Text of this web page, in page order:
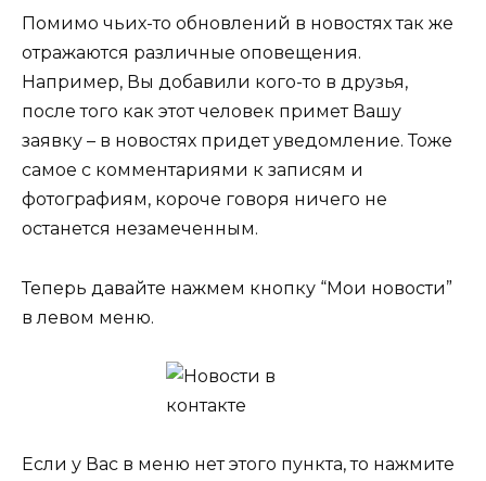
Помимо чьих-то обновлений в новостях так же
отражаются различные оповещения.
Например, Вы добавили кого-то в друзья,
после того как этот человек примет Вашу
заявку – в новостях придет уведомление. Тоже
самое с комментариями к записям и
фотографиям, короче говоря ничего не
останется незамеченным.
Теперь давайте нажмем кнопку “Мои новости”
в левом меню.
Если у Вас в меню нет этого пункта, то нажмите